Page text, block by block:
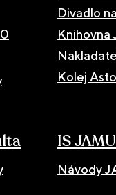
Divadlo
Knihovna
Kolej
IS JAMU
Návody